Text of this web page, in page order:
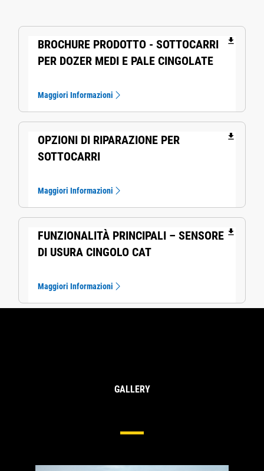
BROCHURE PRODOTTO - SOTTOCARRI
PER DOZER MEDI E PALE CINGOLATE
file_download
Maggiori Informazioni
OPZIONI DI RIPARAZIONE PER
SOTTOCARRI
file_download
Maggiori Informazioni
FUNZIONALITÀ PRINCIPALI – SENSORE
DI USURA CINGOLO CAT
file_download
Maggiori Informazioni
GALLERY